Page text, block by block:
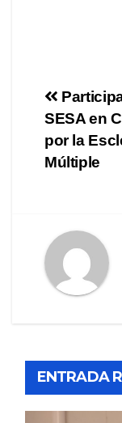
de
SESA en
por la
Múltiple
ENTRADA